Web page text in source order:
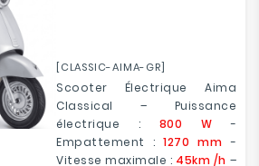
[CLASSIC-AIMA-GR]
Scooter Électrique Aima
Classical – Puissance
électrique : 800 W -
Empattement :1270 mm -
Vitesse maximale : 45km /h –